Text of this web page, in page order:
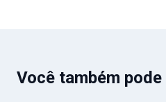
Você também